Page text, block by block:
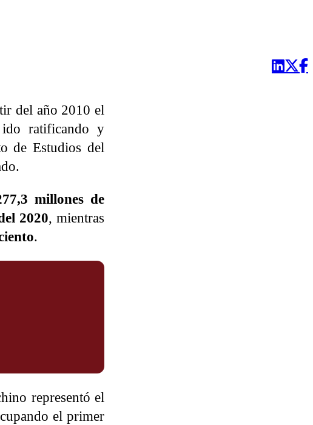
del año 2010 el
ratificando y
de Estudios del
millones de
2020, mientras
.
representó el
el primer